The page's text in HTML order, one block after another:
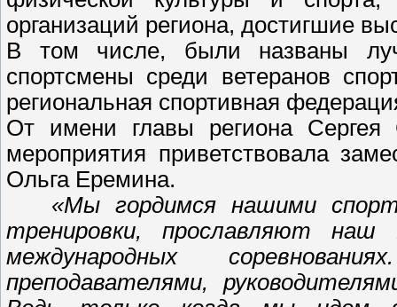
организаций региона, достигшие
В том числе, были названы
спортсмены среди ветеранов
региональная спортивная
От имени главы региона Сергея
мероприятия приветствовала
Ольга Еремина.
«Мы гордимся нашими
тренировки, прославляют наш
международных
преподавателями,